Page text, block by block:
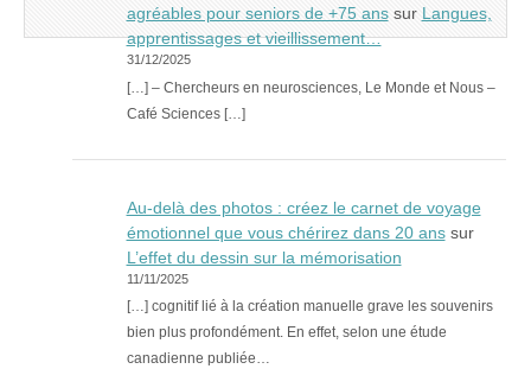
agréables pour seniors de +75 anssur Langues,
apprentissages et vieillissement…
31/12/2025
[…] – Chercheurs en neurosciences, Le Monde et Nous –
Café Sciences […]
Au-delà des photos : créez le carnet de voyage
émotionnel que vous chérirez dans 20 anssur
L’effet du dessin sur la mémorisation
11/11/2025
[…] cognitif lié à la création manuelle grave les souvenirs
bien plus profondément. En effet, selon une étude
canadienne publiée…